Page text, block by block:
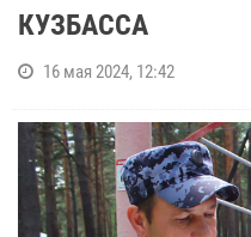
КУЗБАССА
16 мая 2024, 12:42